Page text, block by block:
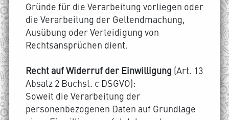
Gründe für die Verarbeitung vorliegen oder
die Verarbeitung der Geltendmachung,
Ausübung oder Verteidigung von
Rechtsansprüchen dient.
Recht auf Widerruf der Einwilligung (Art. 13
Absatz 2 Buchst. c DSGVO):
Soweit die Verarbeitung der
personenbezogenen Daten auf Grundlage